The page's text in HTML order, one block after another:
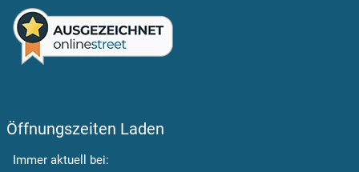
Öffnungszeiten Laden
Immer aktuell bei: